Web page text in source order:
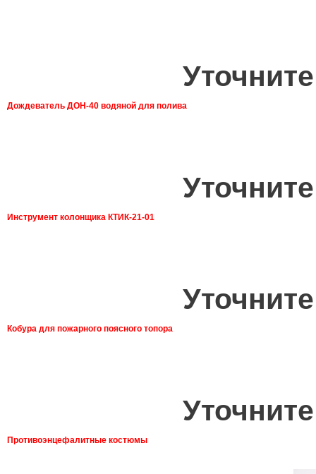
Дождеватель ДОН-40 водяной для полива
Инструмент колонщика КТИК-21-01
Кобура для пожарного поясного топора
Противоэнцефалитные костюмы